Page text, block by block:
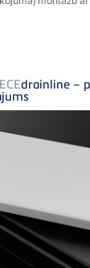
drainline –